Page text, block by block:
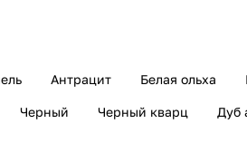
Антрацит Белая ольха
Черный Черный кварц Дуб